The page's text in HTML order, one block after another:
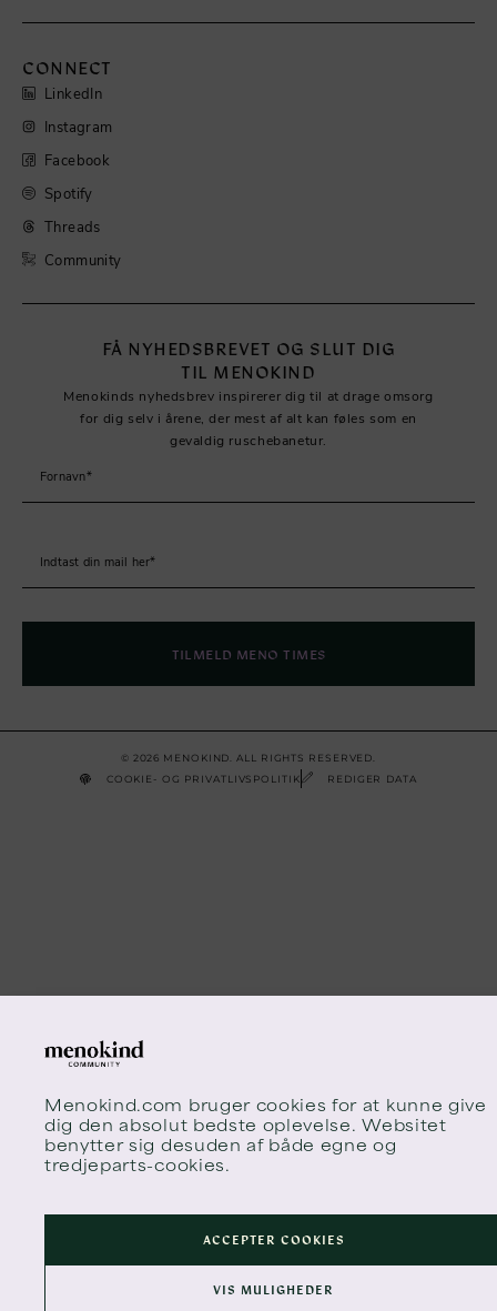
Menokind.com bruger cookies for at kunne give
dig den absolut bedste oplevelse. Websitet
benytter sig desuden af både egne og
tredjeparts-cookies.
ACCEPTER COOKIES
VIS MULIGHEDER
CONNECT
LinkedIn
Instagram
Facebook
Spotify
Threads
Community
FÅ NYHEDSBREVET OG SLUT DIG
TIL MENOKIND
Menokinds nyhedsbrev inspirerer dig til at drage omsorg
for dig selv i årene, der mest af alt kan føles som en
gevaldig ruschebanetur.
TILMELD MENO TIMES
© 2026 MENOKIND. ALL RIGHTS RESERVED.
COOKIE- OG PRIVATLIVSPOLITIK
REDIGER DATA